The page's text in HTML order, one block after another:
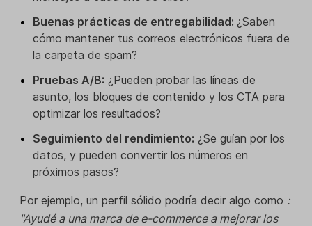
Buenas prácticas de entregabilidad: ¿Saben
cómo mantener tus correos electrónicos fuera de
la carpeta de spam?
Pruebas A/B: ¿Pueden probar las líneas de
asunto, los bloques de contenido y los CTA para
optimizar los resultados?
Seguimiento del rendimiento: ¿Se guían por los
datos, y pueden convertir los números en
próximos pasos?
Por ejemplo, un perfil sólido podría decir algo como :
"Ayudé a una marca de e-commerce a mejorar los